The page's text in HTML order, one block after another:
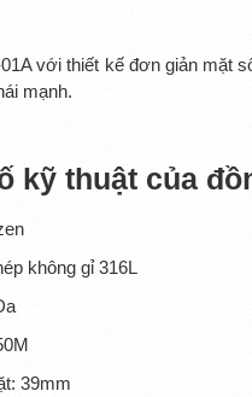
với thiết kế đơn giản mặt
mạnh.
kỹ thuật của
không gỉ 316L
39mm